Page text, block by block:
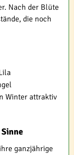
Nach der Blüte
die noch
Winter attraktiv
ganzjährige